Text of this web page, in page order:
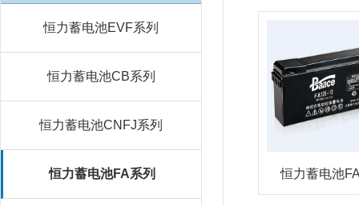
恒力蓄电池EVF系列
恒力蓄电池CB系列
恒力蓄电池CNFJ系列
恒力蓄电池FA系列 恒力蓄电池